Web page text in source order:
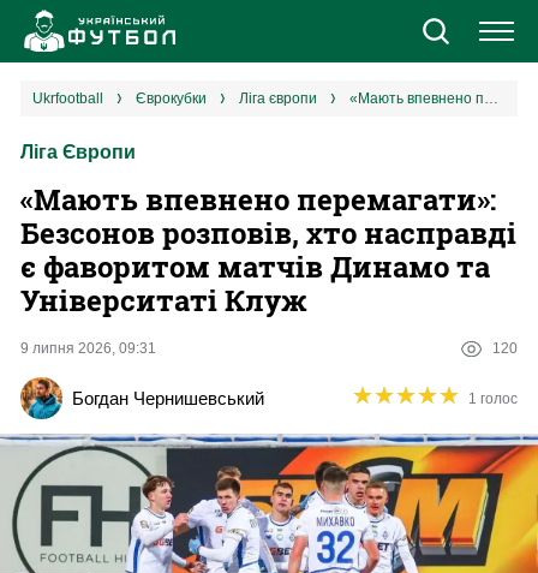
Новини
Єврокубки
УПЛ
2 ліга
Різне
Букмекери
ukrfootball єврокубки ліга європи «Мають впевнено перемагати»: Безсонов розповів, хто насправді є фаворитом матчів Динамо та Університаті Клуж
Ліга Європи
«Мають впевнено перемагати»:
Безсонов розповів, хто насправді
є фаворитом матчів Динамо та
Університаті Клуж
9 липня 2026, 09:31 120
Богдан Чернишевський ★★★★★
★★★★★ 1 голос